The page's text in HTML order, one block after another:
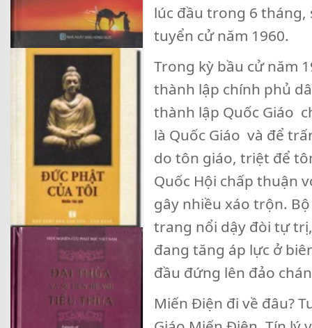
lúc đầu trong 6
tuyển cử năm 1960.
Trong kỳ bầu cử năm
thành lập chính phủ
thành lập Quốc Giáo
là Quốc Giáo và để
do tôn giáo, triệt để
Quốc Hội chấp thuận
gây nhiều xáo trộn.
trang nổi dậy đòi tự
đang tăng áp lực ở
đầu đứng lên đảo
Miến Điện đi về đâu?